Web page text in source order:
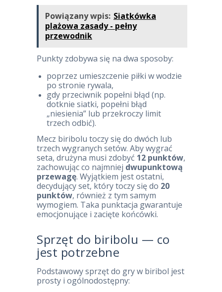
Powiązany wpis: Siatkówka
plażowa zasady - pełny
przewodnik
Punkty zdobywa się na dwa sposoby:
poprzez umieszczenie piłki w wodzie
po stronie rywala,
gdy przeciwnik popełni błąd (np.
dotknie siatki, popełni błąd
„niesienia” lub przekroczy limit
trzech odbić).
Mecz biribolu toczy się do dwóch lub
trzech wygranych setów. Aby wygrać
seta, drużyna musi zdobyć 12 punktów,
zachowując co najmniej dwupunktową
przewagę. Wyjątkiem jest ostatni,
decydujący set, który toczy się do 20
punktów, również z tym samym
wymogiem. Taka punktacja gwarantuje
emocjonujące i zacięte końcówki.
Sprzęt do biribolu — co
jest potrzebne
Podstawowy sprzęt do gry w biribol jest
prosty i ogólnodostępny: